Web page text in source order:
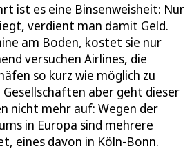
ist es eine Binsenweisheit: Nur
verdient man damit Geld.
am Boden, kostet sie nur
versuchen Airlines, die
so kurz wie möglich zu
Gesellschaften aber geht dieser
nicht mehr auf: Wegen der
in Europa sind mehrere
eines davon in Köln-Bonn.